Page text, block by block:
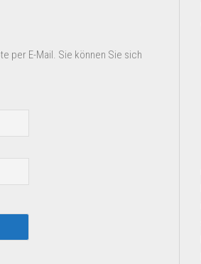
per E-Mail. Sie können Sie sich